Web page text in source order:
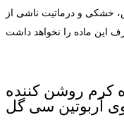
خشکی و درماتیت ناشی از
کرم روشن کننده
آربوتین سی گل